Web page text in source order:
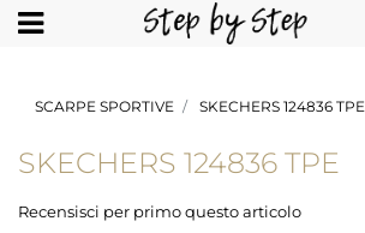
Open
SCARPE SPORTIVE SKECHERS 124836 TPE
SKECHERS 124836 TPE
Recensisci per primo questo articolo